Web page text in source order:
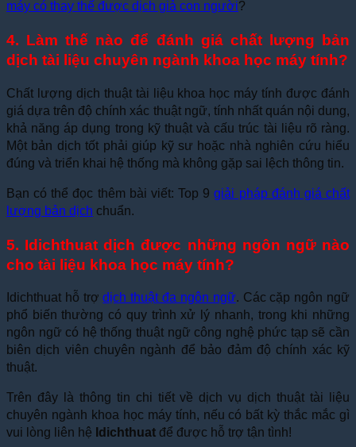
máy có thay thế được dịch giả con người?
4. Làm thế nào để đánh giá chất lượng bản
dịch tài liệu chuyên ngành khoa học máy tính?
Chất lượng dịch thuật tài liệu khoa học máy tính được đánh
giá dựa trên độ chính xác thuật ngữ, tính nhất quán nội dung,
khả năng áp dụng trong kỹ thuật và cấu trúc tài liệu rõ ràng.
Một bản dịch tốt phải giúp kỹ sư hoặc nhà nghiên cứu hiểu
đúng và triển khai hệ thống mà không gặp sai lệch thông tin.
Bạn có thể đọc thêm bài viết: Top 9giải pháp đánh giá chất
lượng bản dịch chuẩn.
5. Idichthuat dịch được những ngôn ngữ nào
cho tài liệu khoa học máy tính?
Idichthuat hỗ trợdịch thuật đa ngôn ngữ. Các cặp ngôn ngữ
phổ biến thường có quy trình xử lý nhanh, trong khi những
ngôn ngữ có hệ thống thuật ngữ công nghệ phức tạp sẽ cần
biên dịch viên chuyên ngành để bảo đảm độ chính xác kỹ
thuật.
Trên đây là thông tin chi tiết về dịch vụ dịch thuật tài liệu
chuyên ngành khoa học máy tính, nếu có bất kỳ thắc mắc gì
vui lòng liên hệ Idichthuat để được hỗ trợ tận tình!